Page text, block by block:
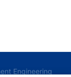
Engineering